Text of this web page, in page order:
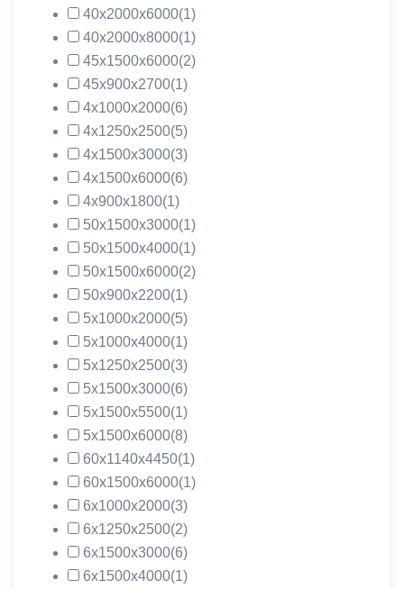
40х2000х6000(1)
40х2000х8000(1)
45х1500х6000(2)
45х900х2700(1)
4х1000х2000(6)
4х1250х2500(5)
4х1500х3000(3)
4х1500х6000(6)
4х900х1800(1)
50х1500х3000(1)
50х1500х4000(1)
50х1500х6000(2)
50х900х2200(1)
5х1000х2000(5)
5х1000х4000(1)
5х1250х2500(3)
5х1500х3000(6)
5х1500х5500(1)
5х1500х6000(8)
60х1140х4450(1)
60х1500х6000(1)
6х1000х2000(3)
6х1250х2500(2)
6х1500х3000(6)
6х1500х4000(1)